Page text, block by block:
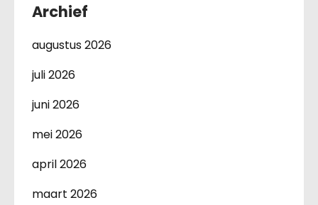
Archief
augustus 2026
juli 2026
juni 2026
mei 2026
april 2026
maart 2026